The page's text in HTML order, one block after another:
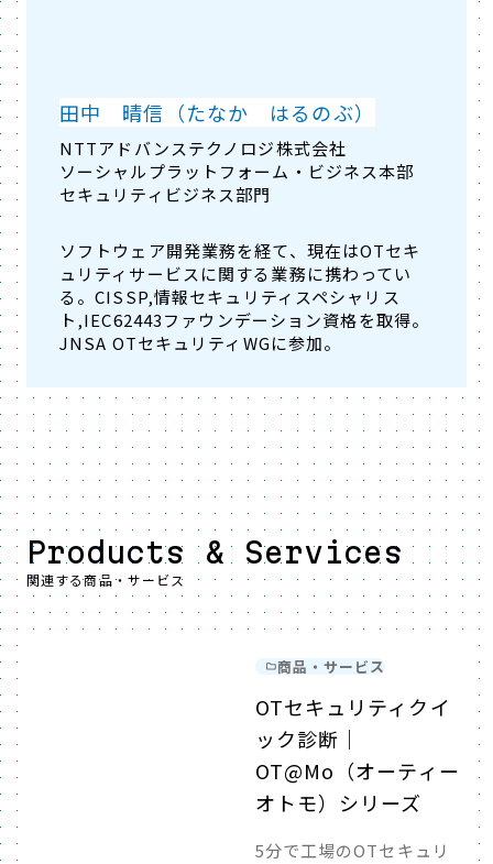
田中 晴信（たなか はるのぶ）
NTTアドバンステクノロジ株式会社
ソーシャルプラットフォーム・ビジネス本部
セキュリティビジネス部門
ソフトウェア開発業務を経て、現在はOTセキ
ュリティサービスに関する業務に携わってい
る。CISSP,情報セキュリティスペシャリス
ト,IEC62443ファウンデーション資格を取得。
JNSA OTセキュリティWGに参加。
Products & Services
関連する商品・サービス
商品・サービス
OTセキュリティクイ
ック診断｜
OT@Mo（オーティー
オトモ）シリーズ
5分で工場のOTセキュリ